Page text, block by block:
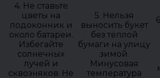
4. Не ставьте
цветы на
подоконник и
около батареи.
Избегайте
солнечных
лучей и
сквозняков. Не
5. Нельзя
выносить букет
без теплой
бумаги на улицу
зимой.
Минусовая
температура